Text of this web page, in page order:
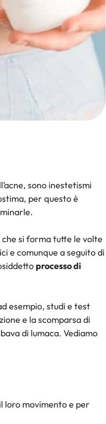
Smagliature
sono inestetismi
per questo è
che si forma tutte le volte
e comunque a seguito di
processo di
esempio, studi e test
e la scomparsa di
di lumaca. Vediamo
loro movimento e per